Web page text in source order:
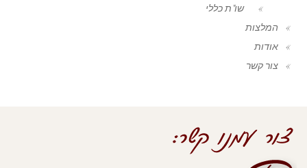
שו"ת כללי
המלצות
אודות
צור קשר